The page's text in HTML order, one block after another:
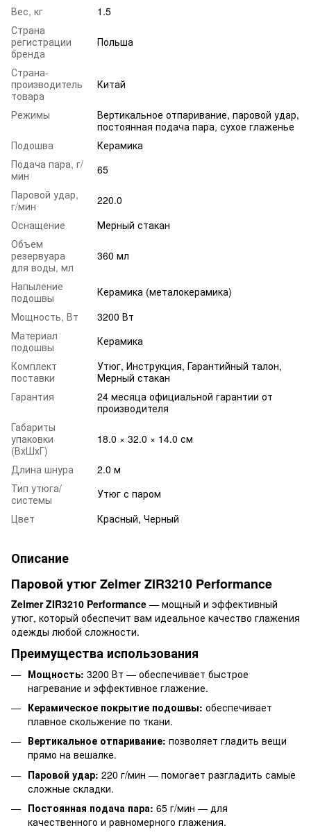
Вес, кг
1.5
Страна
регистрации
бренда
Польша
Страна-
производитель
товара
Китай
Режимы
Вертикальное отпаривание, паровой удар,
постоянная подача пара, сухое глаженье
Подошва
Керамика
Подача пара, г/
мин
65
Паровой удар,
г/мин
220.0
Оснащение
Мерный стакан
Объем
резервуара
для воды, мл
360 мл
Напыление
подошвы
Керамика (металокерамика)
Мощность, Вт
3200 Вт
Материал
подошвы
Керамика
Комплект
поставки
Утюг, Инструкция, Гарантийный талон,
Мерный стакан
Гарантия
24 месяца официальной гарантии от
производителя
Габариты
упаковки
(ВхШхГ)
18.0 × 32.0 × 14.0 см
Длина шнура
2.0 м
Тип утюга/
системы
Утюг с паром
Цвет
Красный, Черный
Описание
Паровой утюг Zelmer ZIR3210 Performance
Zelmer ZIR3210 Performance — мощный и эффективный
утюг, который обеспечит вам идеальное качество глажения
одежды любой сложности.
Преимущества использования
Мощность: 3200 Вт — обеспечивает быстрое
нагревание и эффективное глажение.
Керамическое покрытие подошвы: обеспечивает
плавное скольжение по ткани.
Вертикальное отпаривание: позволяет гладить вещи
прямо на вешалке.
Паровой удар: 220 г/мин — помогает разгладить самые
сложные складки.
Постоянная подача пара: 65 г/мин — для
качественного и равномерного глажения.